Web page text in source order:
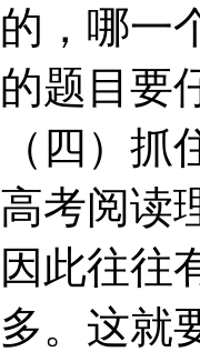
的，哪一
的题目要
（四）
高考阅读
因此往往
多。这就